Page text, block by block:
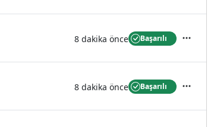
8 dakika önce Başarılı İşlemler
8 dakika önce Başarılı İşlemler